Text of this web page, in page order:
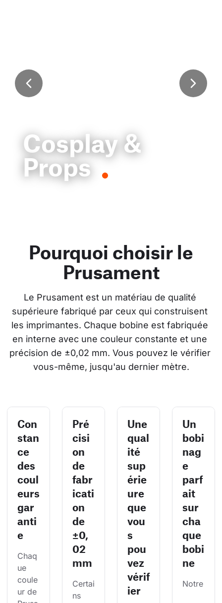
Cosplay &
Props
Pourquoi choisir le
Prusament
Le Prusament est un matériau de qualité
supérieure fabriqué par ceux qui construisent
les imprimantes. Chaque bobine est fabriquée
en interne avec une couleur constante et une
précision de ±0,02 mm. Vous pouvez le vérifier
vous-même, jusqu'au dernier mètre.
Con
stan
ce
des
coul
eurs
gar
anti
e
Chaq
ue
coule
ur de
Pré
cisi
on
de
fabr
icati
on
de
±0,
02
mm
Certai
ns
Une
qual
ité
sup
érie
ure
que
vou
s
pou
vez
vérif
ier
Un
bobi
nag
e
parf
ait
sur
cha
que
bobi
ne
Notre